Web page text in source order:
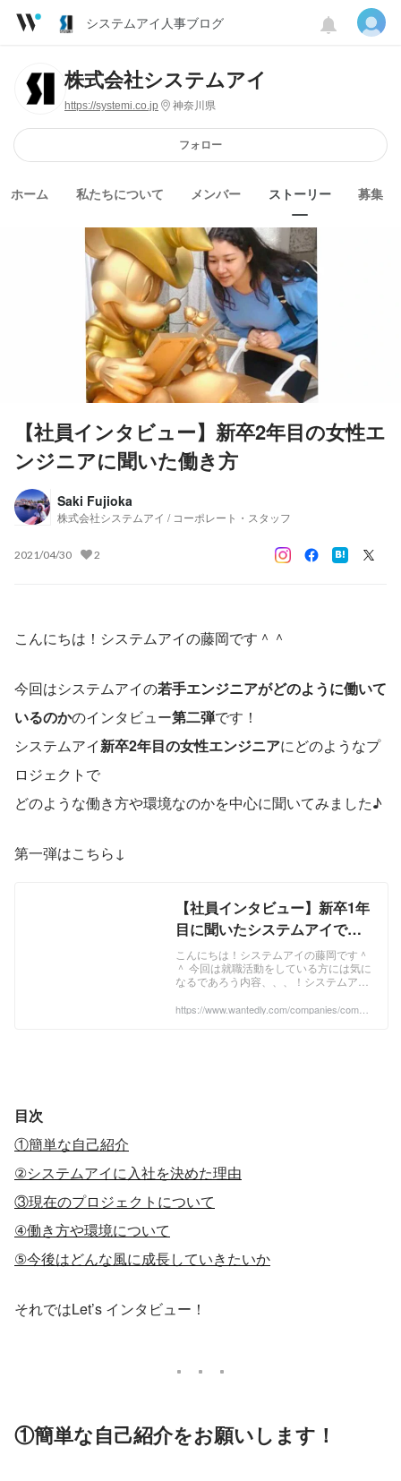
システムアイ人事ブログ
株式会社システムアイ
https://systemi.co.jp 神奈川県
フォロー
ホーム 私たちについて メンバー ストーリー 募集
【社員インタビュー】新卒2年目の女性エ
ンジニアに聞いた働き方
Saki Fujioka
株式会社システムアイ / コーポレート・スタッフ
2021/04/30 2
こんにちは！システムアイの藤岡です＾＾
今回はシステムアイの若手エンジニアがどのように働いて
いるのかのインタビュー第二弾です！
システムアイ新卒2年目の女性エンジニアにどのようなプ
ロジェクトで
どのような働き方や環境なのかを中心に聞いてみました♪
第一弾はこちら↓
【社員インタビュー】新卒1年
目に聞いたシステムアイでの
働き方 | システムアイ人事ブロ
グ
こんにちは！システムアイの藤岡です＾
＾ 今回は就職活動をしている方には気に
なるであろう内容、、、！システムアイ
るのかインタビューをしてみました！新
https://www.wantedly.com/companies/compa
目次
①簡単な自己紹介
②システムアイに入社を決めた理由
③現在のプロジェクトについて
④働き方や環境について
⑤今後はどんな風に成長していきたいか
それではLet’s インタビュー！
①簡単な自己紹介をお願いします！